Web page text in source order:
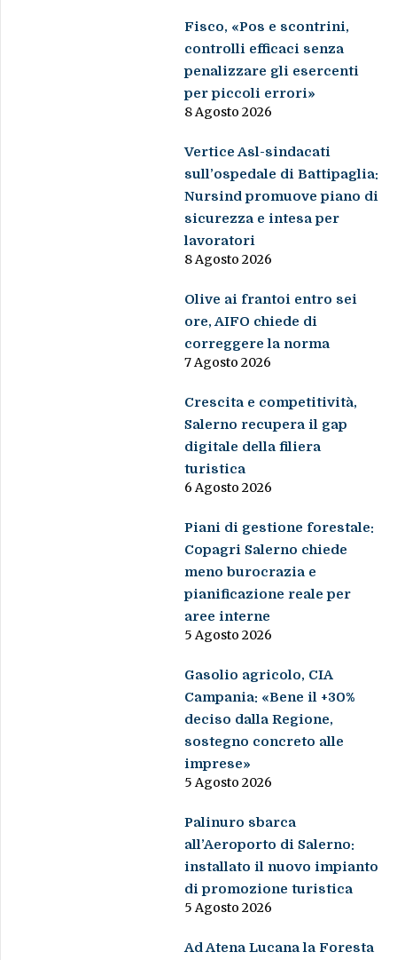
Fisco, «Pos e scontrini,
controlli efficaci senza
penalizzare gli esercenti
per piccoli errori»
8 Agosto 2026
Vertice Asl-sindacati
sull’ospedale di Battipaglia:
Nursind promuove piano di
sicurezza e intesa per
lavoratori
8 Agosto 2026
Olive ai frantoi entro sei
ore, AIFO chiede di
correggere la norma
7 Agosto 2026
Crescita e competitività,
Salerno recupera il gap
digitale della filiera
turistica
6 Agosto 2026
Piani di gestione forestale:
Copagri Salerno chiede
meno burocrazia e
pianificazione reale per
aree interne
5 Agosto 2026
Gasolio agricolo, CIA
Campania: «Bene il +30%
deciso dalla Regione,
sostegno concreto alle
imprese»
5 Agosto 2026
Palinuro sbarca
all’Aeroporto di Salerno:
installato il nuovo impianto
di promozione turistica
5 Agosto 2026
Ad Atena Lucana la Foresta